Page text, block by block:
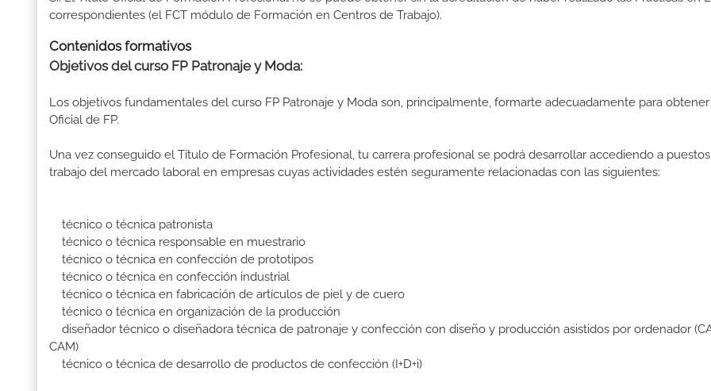
correspondientes (el FCT módulo de Formación en Centros de Trabajo).
Contenidos formativos
Objetivos del curso FP Patronaje y Moda:
Los objetivos fundamentales del curso FP Patronaje y Moda son, principalmente, formarte adecuadamente para
Oficial de FP.
Una vez conseguido el Título de Formación Profesional, tu carrera profesional se podrá desarrollar accediendo a
trabajo del mercado laboral en empresas cuyas actividades estén seguramente relacionadas con las siguientes:
técnico o técnica patronista
técnico o técnica responsable en muestrario
técnico o técnica en confección de prototipos
técnico o técnica en confección industrial
técnico o técnica en fabricación de artículos de piel y de cuero
técnico o técnica en organización de la producción
diseñador técnico o diseñadora técnica de patronaje y confección con diseño y producción asistidos por ordenador
CAM)
técnico o técnica de desarrollo de productos de confección (I+D+i)